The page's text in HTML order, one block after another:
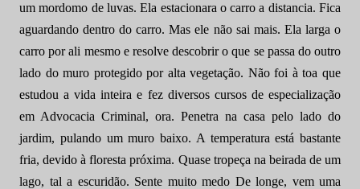
um mordomo de luvas. Ela estacionara o carro a distancia. Fica
aguardando dentro do carro. Mas ele não sai mais. Ela larga o
carro por ali mesmo e resolve descobrir o que se passa do outro
lado do muro protegido por alta vegetação. Não foi à toa que
estudou a vida inteira e fez diversos cursos de especialização
em Advocacia Criminal, ora. Penetra na casa pelo lado do
jardim, pulando um muro baixo. A temperatura está bastante
fria, devido à floresta próxima. Quase tropeça na beirada de um
lago, tal a escuridão. Sente muito medo De longe, vem uma